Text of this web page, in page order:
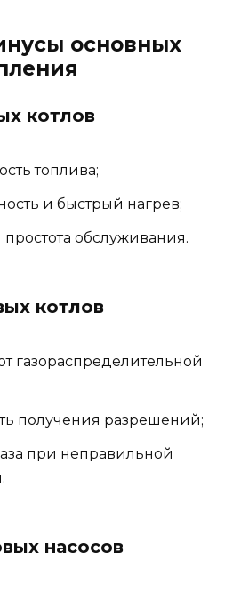
основных
котлов
топлива;
и быстрый нагрев;
обслуживания.
котлов
газораспределительной
получения разрешений;
при неправильной
насосов